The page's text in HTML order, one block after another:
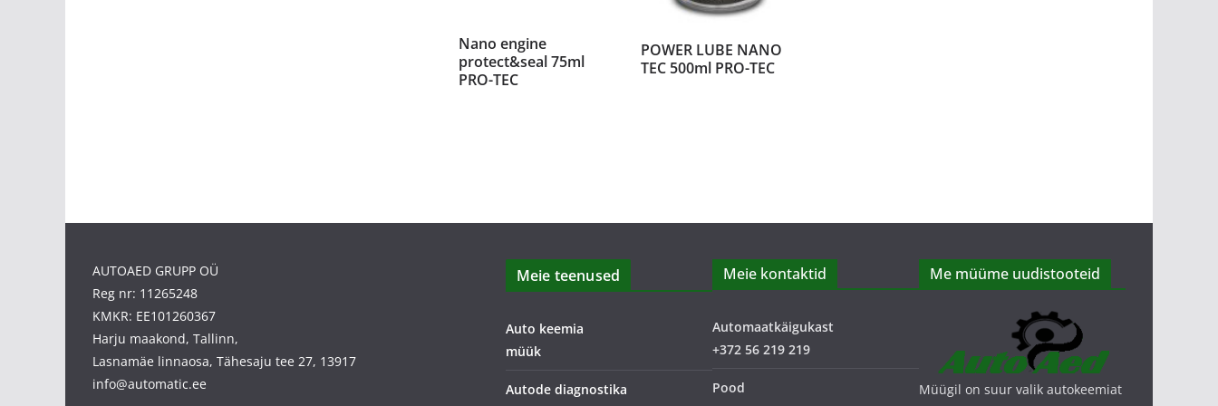
Nano engine
protect&seal 75ml
PRO-TEC
POWER LUBE NANO
TEC 500ml PRO-TEC
AUTOAED GRUPP OÜ
Reg nr: 11265248
KMKR: EE101260367
Harju maakond, Tallinn,
Lasnamäe linnaosa, Tähesaju tee 27, 13917
info@automatic.ee
Meie teenused
Auto keemia
müük
Autode diagnostika
Meie kontaktid
Automaatkäigukast
+372 56 219 219
Pood
Me müüme uudistooteid
Müügil on suur valik autokeemiat